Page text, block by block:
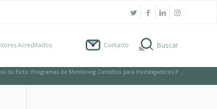
Acreditados Contacto
de Éxito: Programas de Mentoring Científico para Investigadores P...